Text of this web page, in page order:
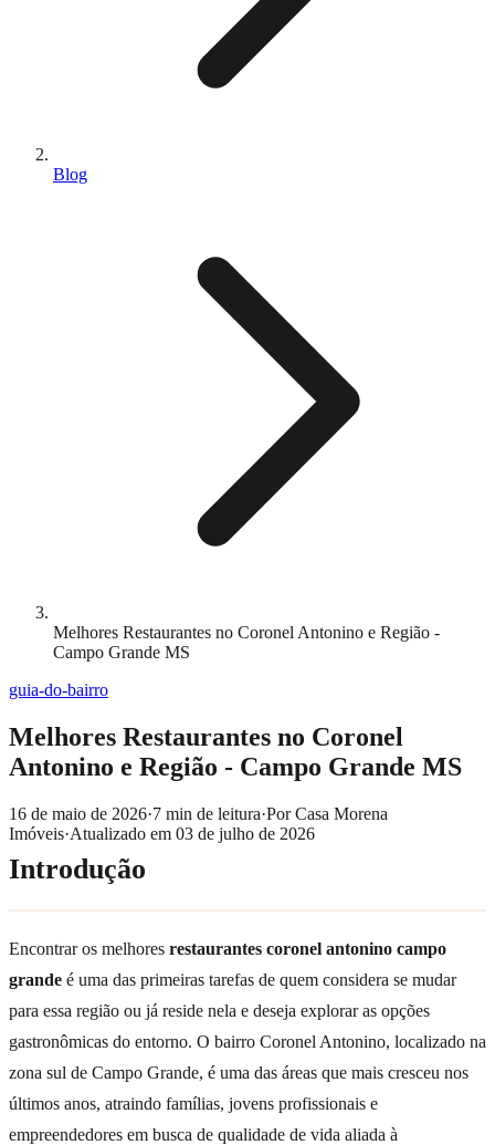
Blog
Melhores Restaurantes no Coronel Antonino e Região -
Campo Grande MS
guia-do-bairro
Melhores Restaurantes no Coronel
Antonino e Região - Campo Grande MS
16 de maio de 2026·7 min de leitura·PorCasa Morena
Imóveis·Atualizado em 03 de julho de 2026
Introdução
Encontrar os melhores restaurantes coronel antonino campo
grande é uma das primeiras tarefas de quem considera se mudar
para essa região ou já reside nela e deseja explorar as opções
gastronômicas do entorno. O bairro Coronel Antonino, localizado na
zona sul de Campo Grande, é uma das áreas que mais cresceu nos
últimos anos, atraindo famílias, jovens profissionais e
empreendedores em busca de qualidade de vida aliada à